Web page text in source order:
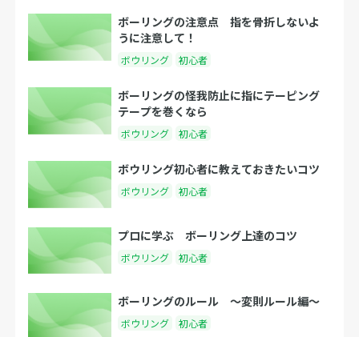
ボーリングの注意点 指を骨折しないよ
うに注意して！
ボウリング 初心者
ボーリングの怪我防止に指にテーピング
テープを巻くなら
ボウリング 初心者
ボウリング初心者に教えておきたいコツ
ボウリング 初心者
プロに学ぶ ボーリング上達のコツ
ボウリング 初心者
ボーリングのルール 〜変則ルール編〜
ボウリング 初心者